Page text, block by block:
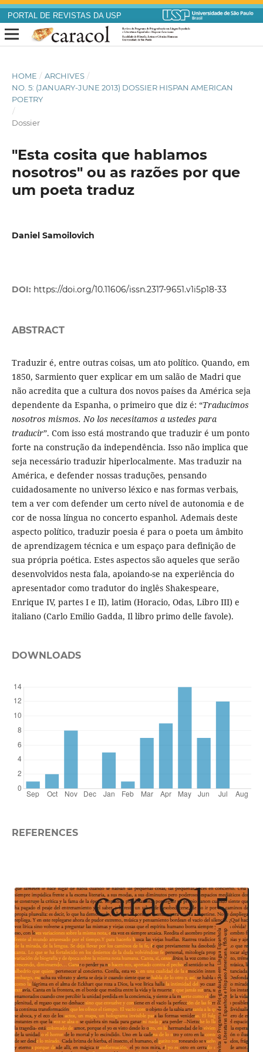
PORTAL DE REVISTAS DA USP
HOME / ARCHIVES /
NO. 5: (JANUARY-JUNE 2013) DOSSIER HISPAN AMERICAN
POETRY
/
Dossier
"Esta cosita que hablamos
nosotros" ou as razões por que
um poeta traduz
Daniel Samoilovich
DOI: https://doi.org/10.11606/issn.2317-9651.v1i5p18-33
ABSTRACT
Traduzir é, entre outras coisas, um ato político. Quando, em
1850, Sarmiento quer explicar em um salão de Madri que
não acredita que a cultura dos novos países da América seja
dependente da Espanha, o primeiro que diz é: “Traducimos
nosotros mismos. No los necesitamos a ustedes para
traducir”. Com isso está mostrando que traduzir é um ponto
forte na construção da independência. Isso não implica que
seja necessário traduzir hiperlocalmente. Mas traduzir na
América, e defender nossas traduções, pensando
cuidadosamente no universo léxico e nas formas verbais,
tem a ver com defender um certo nível de autonomia e de
cor de nossa língua no concerto espanhol. Ademais deste
aspecto político, traduzir poesia é para o poeta um âmbito
de aprendizagem técnica e um espaço para definição de
sua própria poética. Estes aspectos são aqueles que serão
desenvolvidos nesta fala, apoiando-se na experiência do
apresentador como tradutor do inglês Shakespeare,
Enrique IV, partes I e II), latim (Horacio, Odas, Libro III) e
italiano (Carlo Emilio Gadda, Il libro primo delle favole).
DOWNLOADS
REFERENCES